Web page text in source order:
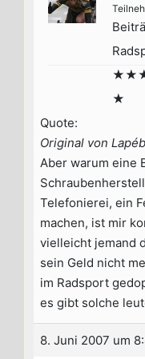
★
Quote:
Original von
Aber warum eine
Telefonierei, ein
machen, ist mir
vielleicht jemand
sein Geld nicht
im Radsport
es gibt solche
8. Juni 2007 um